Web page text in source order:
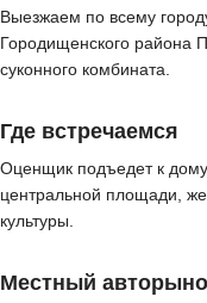
Выезжаем по всему
Городищенского района
суконного комбината.
Где встречаемся
Оценщик подъедет к дому
центральной площади,
культуры.
Местный